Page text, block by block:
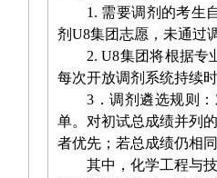
1. 需要调剂的考生
剂U8集团志愿，未通过
2.U8集团将根据专
每次开放调剂系统持续
3 ．调剂遴选规则
单。对初试总成绩并列
者优先；若总成绩仍相
其中，化学工程与